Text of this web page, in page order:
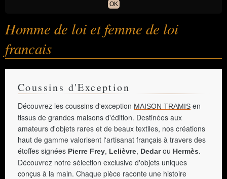
OK
Homme de loi et femme de loi
francais
Coussins d'Exception
Découvrez les coussins d'exception MAISON TRAMIS en
tissus de grandes maisons d'édition. Destinées aux
amateurs d'objets rares et de beaux textiles, nos créations
haut de gamme valorisent l'artisanat français à travers des
étoffes signées Pierre Frey, Lelièvre, Dedarou Hermès.
Découvrez notre sélection exclusive d'objets uniques
conçus à la main. Chaque pièce raconte une histoire